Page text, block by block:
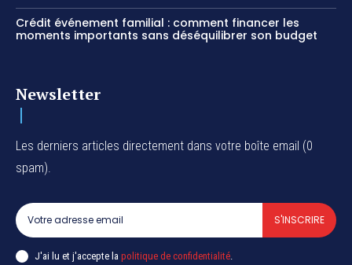
Crédit événement familial : comment financer les
moments importants sans déséquilibrer son budget
Newsletter
Les derniers articles directement dans votre boîte email (0
spam).
S'INSCRIRE
J'ai lu et j'accepte la politique de confidentialité